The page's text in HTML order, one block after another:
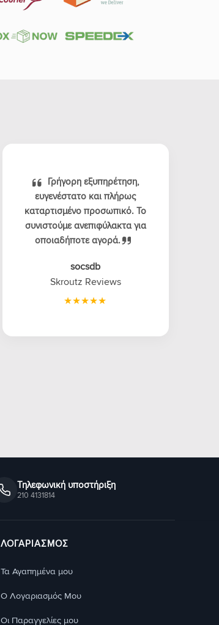
Τηλεφωνική υποστήριξη
210 4131814
Γρήγορη εξυπηρέτηση,
ευγενέστατο και πλήρως
καταρτισμένο προσωπικό. Το
συνιστούμε ανεπιφύλακτα για
οποιαδήποτε αγορά.
socsdb
Skroutz Reviews
ΛΟΓΑΡΙΑΣΜΟΣ
Τα Αγαπημένα μου
Ο Λογαριασμός Μου
Οι Παραγγελίες μου